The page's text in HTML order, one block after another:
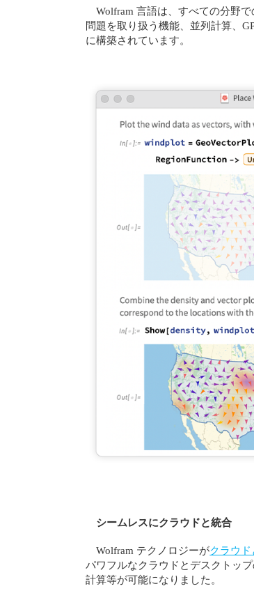
Wolfram 言語は、すべての分野
問題を取り扱う機能、並列計算、
に構築されています。
シームレスにクラウドと統合
Wolfram テクノロジーがクラウ
パワフルなクラウドとデスクトッ
計算等が可能になりました。